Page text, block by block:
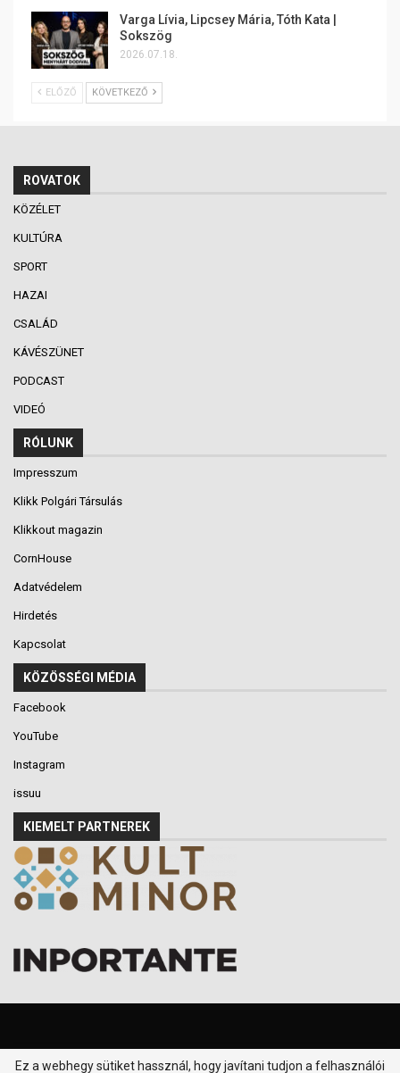
Varga Lívia, Lipcsey Mária, Tóth Kata |
Sokszög
2026.07.18.
ELŐZŐ KÖVETKEZŐ
ROVATOK
KÖZÉLET
KULTÚRA
SPORT
HAZAI
CSALÁD
KÁVÉSZÜNET
PODCAST
VIDEÓ
RÓLUNK
Impresszum
Klikk Polgári Társulás
Klikkout magazin
CornHouse
Adatvédelem
Hirdetés
Kapcsolat
KÖZÖSSÉGI MÉDIA
Facebook
YouTube
Instagram
issuu
KIEMELT PARTNEREK
© 2016-2026 - Klikk P.T. - Minden jog fenntartva.
Ez a webhegy sütiket hassznál, hogy javítani tudjon a felhasználói